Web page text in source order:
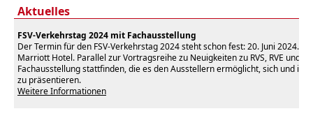
Aktuelles
FSV-Verkehrstag 2024 mit Fachausstellung
Der Termin für den FSV-Verkehrstag 2024 steht schon fest: 20. Juni 2024.
Marriott Hotel. Parallel zur Vortragsreihe zu Neuigkeiten zu RVS, RVE und
Fachausstellung stattfinden, die es den Ausstellern ermöglicht, sich und
zu präsentieren.
Weitere Informationen